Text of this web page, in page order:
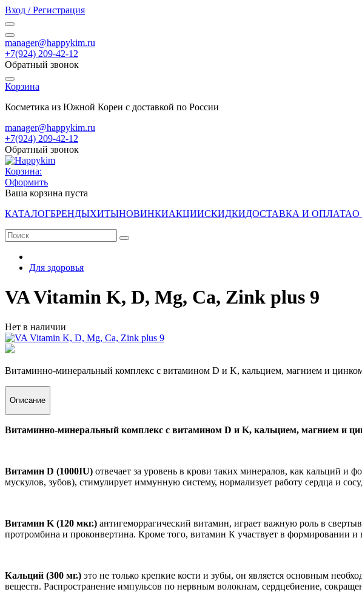
Вход / Регистрация
manager@happykim.ru
+7(924) 209-42-12
Обратный звонок
Корзина
Косметика из Южной Кореи с доставкой по России
manager@happykim.ru
+7(924) 209-42-12
Обратный звонок
Корзина:
Оформить
Ваша корзина пуста
КАТАЛОГБРЕНДЫХИТЫНОВИНКИАКЦИИСКИДКИДОСТАВКА И ОПЛАТАО
Для здоровья
VA Vitamin K, D, Mg, Ca, Zink plus 9
Нет в наличии
Витаминно-минеральный комплекс с витамином D и K, кальцием, магнием и
Описание
Витаминно-минеральный комплекс с витамином D и K, кальцием, магнием и
Витамин D (1000IU) отвечает за уровень в крови таких минералов, как кальций и
мускулов, зубов), стимулирует иммунную систему, нормализует работу сердца и
Витамин K (120 мкг.) антигеморрагический витамин, играет важную роль в
протромбина и проконвертина. Кроме того, витамин К участвует в формировании и
Кальций (300 мг.) это не только крепкие кости и зубы, он является основным
веществ. Распространение импульсов по нервным волокнам, сердцебиение,